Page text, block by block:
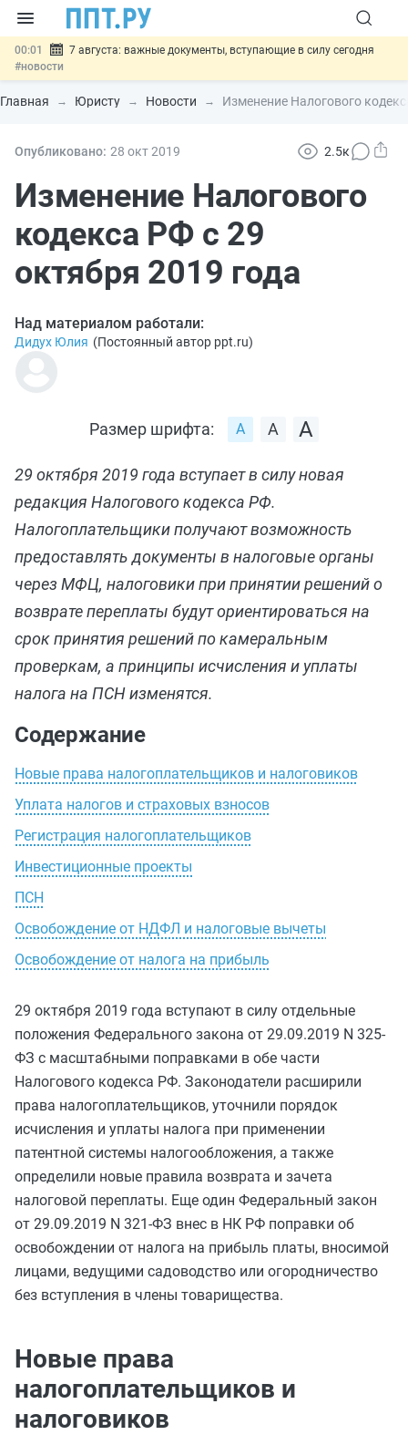
00:01
7 августа: важные документы, вступающие в силу сегодня
#новости
06.08 Минпромторг предложил запретить смешанные лоты
электроники в госзакупках#новости
06.08 Возврат денег за риелторские услуги при недействительных
06.08
Обеспечительный платёж СПОТ могут заменить
банковской гарантией #новости
Главная Юристу Новости Изменение Налогового
Опубликовано: 28 окт2019 2.5к
Изменение Налогового
кодекса РФ с 29
октября 2019 года
Над материалом работали:
Дидух Юлия (Постоянный автор ppt.ru)
Размер шрифта:
29 октября 2019 года вступает в силу новая
редакция Налогового кодекса РФ.
Налогоплательщики получают возможность
предоставлять документы в налоговые органы
через МФЦ, налоговики при принятии решений о
возврате переплаты будут ориентироваться на
срок принятия решений по камеральным
проверкам, а принципы исчисления и уплаты
налога на ПСН изменятся.
Содержание
Новые права налогоплательщиков и налоговиков
Уплата налогов и страховых взносов
Регистрация налогоплательщиков
Инвестиционные проекты
ПСН
Освобождение от НДФЛ и налоговые вычеты
Освобождение от налога на прибыль
29 октября 2019 года вступают в силу отдельные
положения Федерального закона от 29.09.2019 N 325-
ФЗ с масштабными поправками в обе части
Налогового кодекса РФ. Законодатели расширили
права налогоплательщиков, уточнили порядок
исчисления и уплаты налога при применении
патентной системы налогообложения, а также
определили новые правила возврата и зачета
налоговой переплаты. Еще один Федеральный закон
от 29.09.2019 N 321-ФЗ внес в НК РФ поправки об
освобождении от налога на прибыль платы, вносимой
лицами, ведущими садоводство или огородничество
без вступления в члены товарищества.
Новые права
налогоплательщиков и
налоговиков